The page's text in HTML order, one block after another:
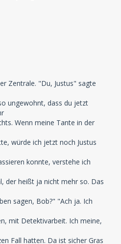
Zentrale. "Du, Justus" sagte
ungewohnt, dass du jetzt
Wenn meine Tante in der
würde ich jetzt noch Justus
konnte, verstehe ich
der heißt ja nicht mehr so. Das
sagen, Bob?" "Ach ja. Ich
mit Detektivarbeit. Ich meine,
Fall hatten. Da ist sicher Gras